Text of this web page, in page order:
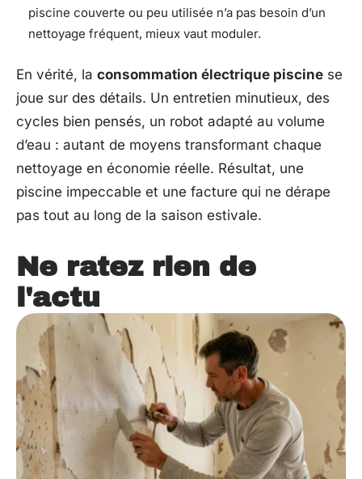
piscine couverte ou peu utilisée n’a pas besoin d’un
nettoyage fréquent, mieux vaut moduler.
En vérité, la consommation électrique piscine se
joue sur des détails. Un entretien minutieux, des
cycles bien pensés, un robot adapté au volume
d’eau : autant de moyens transformant chaque
nettoyage en économie réelle. Résultat, une
piscine impeccable et une facture qui ne dérape
pas tout au long de la saison estivale.
Ne ratez rien de
l'actu